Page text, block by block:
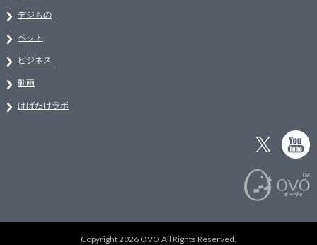
デジもの
ペット
ビジネス
動画
はばたけラボ
Copyright 2026 OVO All Rights Reserved.